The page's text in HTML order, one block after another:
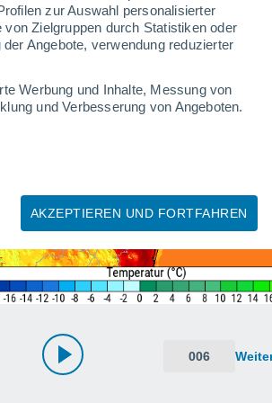
zur Auswahl personalisierter
Zielgruppen durch Statistiken oder
Angebote, verwendung reduzierter
Werbung und Inhalte, Messung von
und Verbesserung von Angeboten.
AKZEPTIEREN UND FORTFAHREN
006